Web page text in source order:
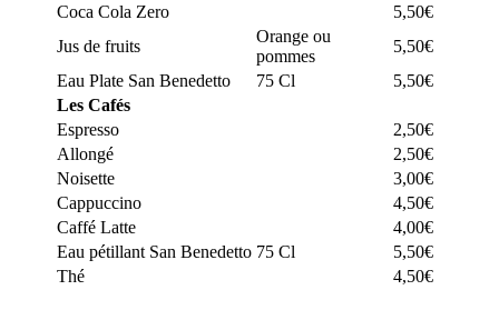
Coca Cola Zero
5,50€
Jus de fruits
Orange ou
pommes
5,50€
Eau Plate San Benedetto
75 Cl
5,50€
Les Cafés
Espresso
2,50€
Allongé
2,50€
Noisette
3,00€
Cappuccino
4,50€
Caffé Latte
4,00€
Eau pétillant San Benedetto 75 Cl
5,50€
Thé
4,50€